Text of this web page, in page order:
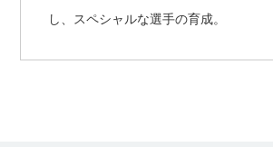
し、スペシャルな選手の育成。